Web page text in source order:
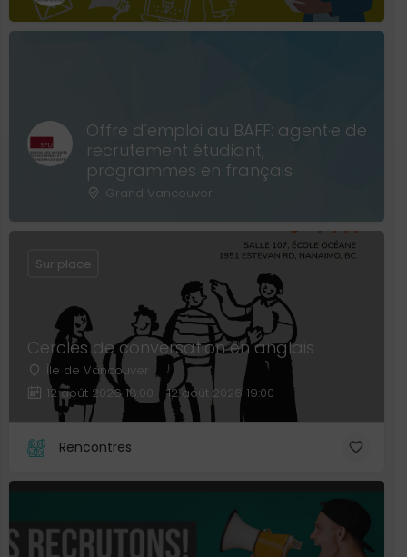
Offre d'emploi au BAFF: agent·e de
recrutement étudiant,
programmes en français
Grand Vancouver
Cercles de conversation en anglais
Île de Vancouver
12 août 2026 18:00 - 12 août 2026 19:00
Sur place
Rencontres